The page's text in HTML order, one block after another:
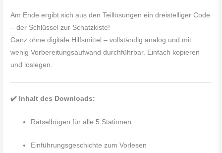
Am Ende ergibt sich aus den Teillösungen ein dreistelliger Code
– der Schlüssel zur Schatzkiste!
Ganz ohne digitale Hilfsmittel – vollständig analog und mit
wenig Vorbereitungsaufwand durchführbar. Einfach kopieren
und loslegen.
✔️ Inhalt des Downloads:
Rätselbögen für alle 5 Stationen
Einführungsgeschichte zum Vorlesen